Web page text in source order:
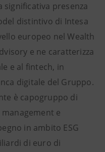
significativa presenza
distintivo di Intesa
europeo nel Wealth
e ne caratterizza
e al fintech, in
digitale del Gruppo.
è capogruppo di
e
in ambito ESG
di euro di